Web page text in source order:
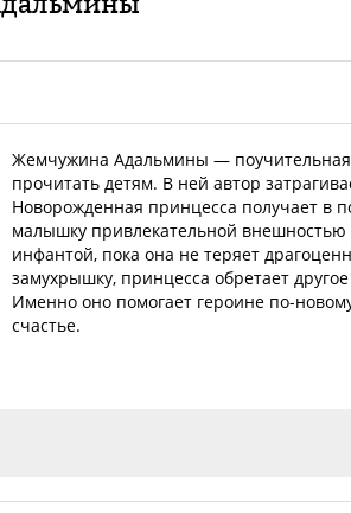
Жемчужина Адальмины — поучительная
прочитать детям. В ней автор
Новорожденная принцесса получает
малышку привлекательной
инфантой, пока она не теряет
замухрышку, принцесса обретает
Именно оно помогает героине по-
счастье.